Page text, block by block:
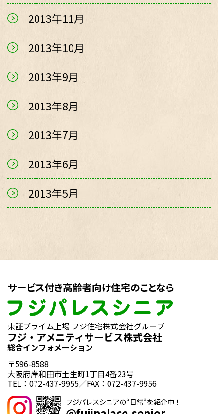
2013年11月
2013年10月
2013年9月
2013年8月
2013年7月
2013年6月
2013年5月
東証プライム上場 フジ住宅株式会社グループ
フジ・アメニティサービス株式会社
総合インフォメーション
〒596-8588
大阪府岸和田市土生町1丁目4番23号
TEL：072-437-9955／FAX：072-437-9956
フジパレスシニアの“日常”を紹介中！